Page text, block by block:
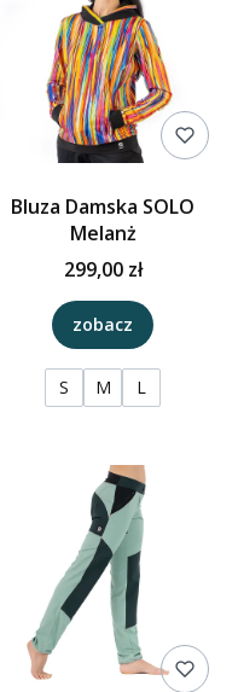
Bluza Damska SOLO
Melanż
299,00 zł
zobacz
S M L